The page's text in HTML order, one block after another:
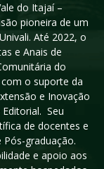
do Itajaí –
pioneira de um
Até 2022, o
e Anais de
do
o suporte da
e Inovação
Seu
de docentes e
graduação.
e apoio aos